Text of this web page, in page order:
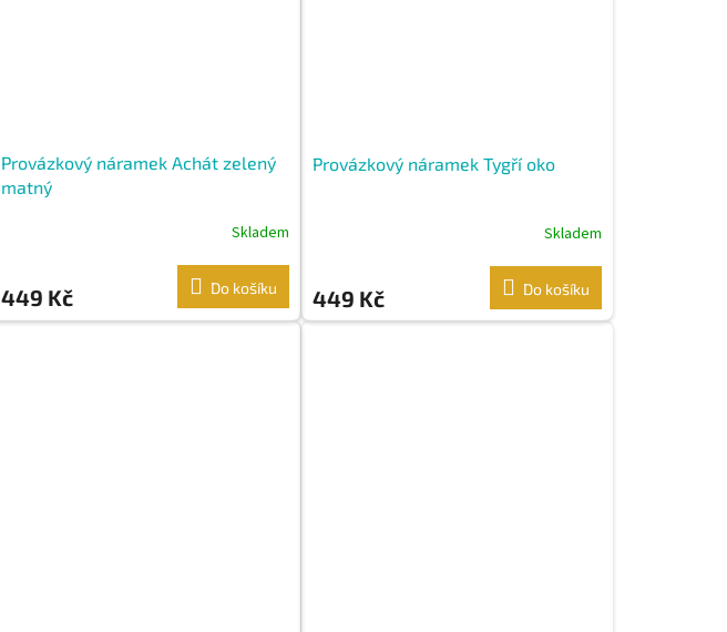
Provázkový náramek Achát zelený
matný
Skladem
449 Kč Do košíku
Provázkový náramek Tygří oko
Skladem
449 Kč Do košíku